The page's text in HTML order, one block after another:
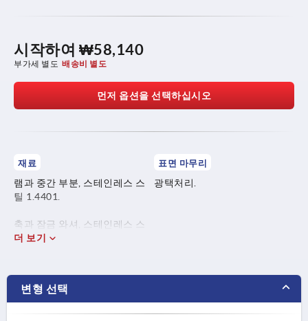
시작하여 ₩58,140
부가세 별도 배송비 별도
먼저 옵션을 선택하십시오
재료
램과 중간 부분, 스테인레스 스
틸 1.4401.
축과 잠금 와셔, 스테인레스 스
틸 1.4305.
표면 마무리
광택처리.
더 보기
변형 선택